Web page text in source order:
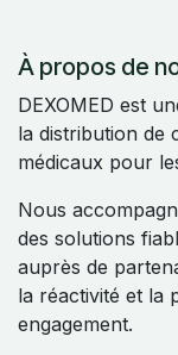
À propos de
DEXOMED est
la distribution de
médicaux pour
Nous
des solutions
auprès de
la réactivité et la
engagement.